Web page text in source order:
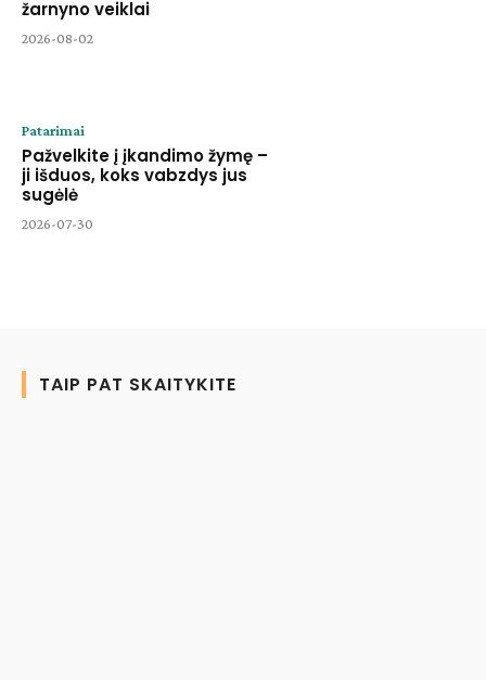
žarnyno veiklai
2026-08-02
Patarimai
Pažvelkite į įkandimo žymę –
ji išduos, koks vabzdys jus
sugėlė
2026-07-30
TAIP PAT SKAITYKITE